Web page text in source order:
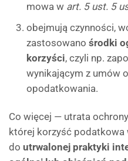
mowa w art. 5 ust. 5
obejmują czynności,
zastosowano środki
korzyści, czyli np.
wynikającym z umów
opodatkowania.
Co więcej — utrata
której korzyść podatkowa
do utrwalonej praktyki